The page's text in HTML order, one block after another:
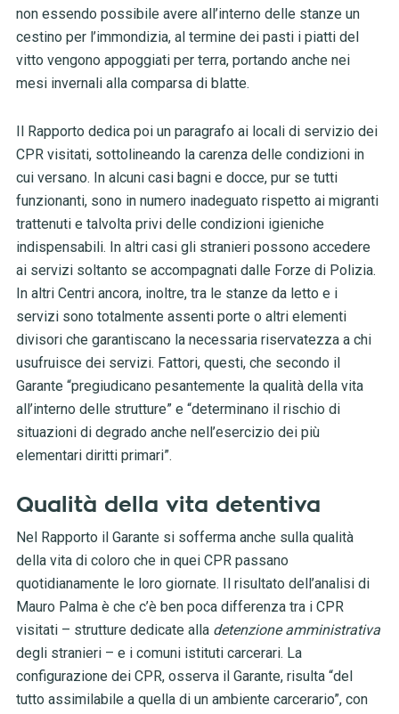
non essendo possibile avere all’interno delle stanze un
cestino per l’immondizia, al termine dei pasti i piatti del
vitto vengono appoggiati per terra, portando anche nei
mesi invernali alla comparsa di blatte.
Il Rapporto dedica poi un paragrafo ai locali di servizio dei
CPR visitati, sottolineando la carenza delle condizioni in
cui versano. In alcuni casi bagni e docce, pur se tutti
funzionanti, sono in numero inadeguato rispetto ai migranti
trattenuti e talvolta privi delle condizioni igieniche
indispensabili. In altri casi gli stranieri possono accedere
ai servizi soltanto se accompagnati dalle Forze di Polizia.
In altri Centri ancora, inoltre, tra le stanze da letto e i
servizi sono totalmente assenti porte o altri elementi
divisori che garantiscano la necessaria riservatezza a chi
usufruisce dei servizi. Fattori, questi, che secondo il
Garante “pregiudicano pesantemente la qualità della vita
all’interno delle strutture” e “determinano il rischio di
situazioni di degrado anche nell’esercizio dei più
elementari diritti primari”.
Qualità della vita detentiva
Nel Rapporto il Garante si sofferma anche sulla qualità
della vita di coloro che in quei CPR passano
quotidianamente le loro giornate. Il risultato dell’analisi di
Mauro Palma è che c’è ben poca differenza tra i CPR
visitati – strutture dedicate alla detenzione amministrativa
degli stranieri – e i comuni istituti carcerari. La
configurazione dei CPR, osserva il Garante, risulta “del
tutto assimilabile a quella di un ambiente carcerario”, con